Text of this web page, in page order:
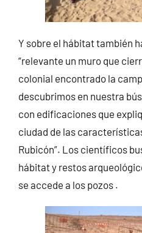
Y sobre el hábitat también
“relevante un muro que
colonial encontrado la
descubrimos en nuestra
con edificaciones que
ciudad de las
Rubicón”. Los científicos
hábitat y restos
se accede a los pozos .